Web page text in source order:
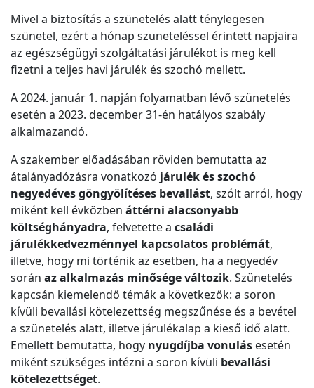
Mivel a biztosítás a szünetelés alatt ténylegesen
szünetel, ezért a hónap szüneteléssel érintett napjaira
az egészségügyi szolgáltatási járulékot is meg kell
fizetni a teljes havi járulék és szochó mellett.
A 2024. január 1. napján folyamatban lévő szünetelés
esetén a 2023. december 31-én hatályos szabály
alkalmazandó.
A szakember előadásában röviden bemutatta az
átalányadózásra vonatkozó járulék és szochó
negyedéves göngyölítéses bevallást, szólt arról, hogy
miként kell évközben áttérni alacsonyabb
költséghányadra, felvetette a családi
járulékkedvezménnyel kapcsolatos problémát,
illetve, hogy mi történik az esetben, ha a negyedév
során az alkalmazás minősége változik. Szünetelés
kapcsán kiemelendő témák a következők: a soron
kívüli bevallási kötelezettség megszűnése és a bevétel
a szünetelés alatt, illetve járulékalap a kieső idő alatt.
Emellett bemutatta, hogy nyugdíjba vonulás esetén
miként szükséges intézni a soron kívüli bevallási
kötelezettséget.